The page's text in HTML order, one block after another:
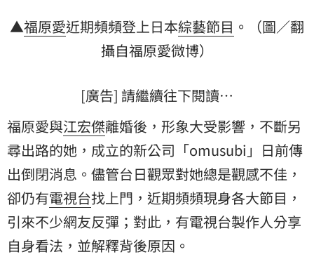
▲福原愛近期頻頻登上日本綜藝節目 。（圖／翻
攝自福原愛微博）
[廣告] 請繼續往下閱讀…
福原愛與江宏傑離婚後，形象大受影響，不斷另
尋出路的她，成立的新公司「omusubi」日前傳
出倒閉消息。儘管台日觀眾對她總是觀感不佳，
卻仍有電視台找上門，近期頻頻現身各大節目，
引來不少網友反彈；對此，有電視台製作人分享
自身看法，並解釋背後原因。